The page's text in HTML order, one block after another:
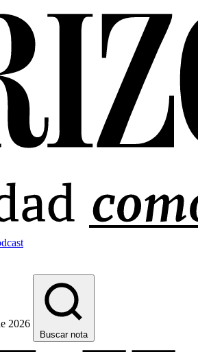
2026
Buscar nota